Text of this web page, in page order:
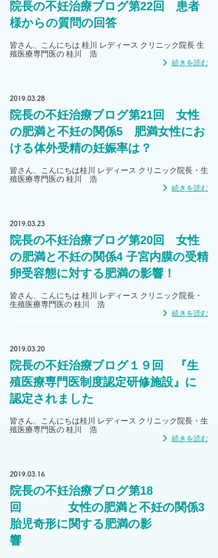
院長の不妊治療ブログ第22回 患者
様からの質問の回答
皆さん、こんにちは 桂川 レディース クリニック院長 生
殖医療専門医の 桂川 浩
続きを読む
2019.03.28
院長の不妊治療ブログ第21回 女性
の肥満と不妊の関係5 肥満女性にお
ける体外受精の妊娠率は？
皆さん、こんにちは桂川 レディース クリニック院長・生
殖医療専門医の 桂川 浩
続きを読む
2019.03.23
院長の不妊治療ブログ第20回 女性
の肥満と不妊の関係4 子宮内膜の受精
卵受容態に対する肥満の影響！
皆さん、こんにちは 桂川 レディース クリニック院長・
生殖医療専門医の 桂川 浩
続きを読む
2019.03.20
院長の不妊治療ブログ１９回 『生
殖医療専門医制度認定研修施設』に
認定されました
皆さん、こんにちは桂川 レディース クリニック院長・生
殖医療専門医の 桂川 浩
続きを読む
2019.03.16
院長の不妊治療ブログ第18
回 女性の肥満と不妊の関係3
胎児奇形に関する肥満の影
響